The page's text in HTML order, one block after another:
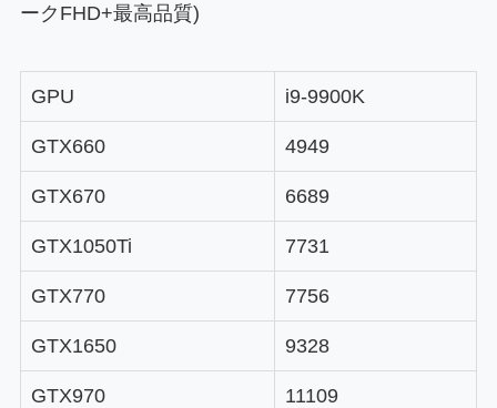
ークFHD+最高品質)
GPU i9-9900K
GTX660 4949
GTX670 6689
GTX1050Ti 7731
GTX770 7756
GTX1650 9328
GTX970 11109